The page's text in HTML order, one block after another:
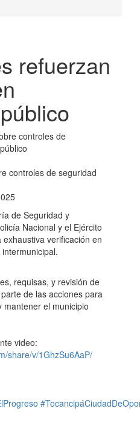
refuerzan
controles de seguridad
de Seguridad y
Nacional y el Ejército
verificación en
requisas, y revisión de
de las acciones para
el municipio
video:
share/v/1GhzSu6AaP/